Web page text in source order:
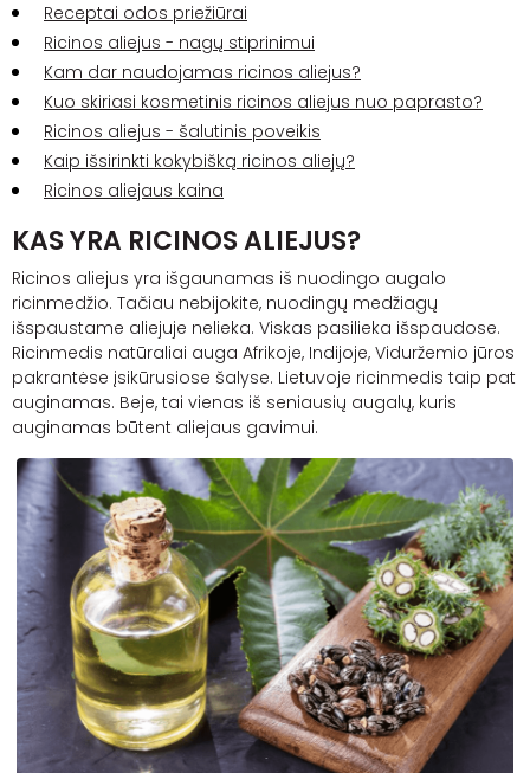
Receptai odos priežiūrai
Ricinos aliejus - nagų stiprinimui
Kam dar naudojamas ricinos aliejus?
Kuo skiriasi kosmetinis ricinos aliejus nuo paprasto?
Ricinos aliejus - šalutinis poveikis
Kaip išsirinkti kokybišką ricinos aliejų?
Ricinos aliejaus kaina
KAS YRA RICINOS ALIEJUS?
Ricinos aliejus yra išgaunamas iš nuodingo augalo
ricinmedžio. Tačiau nebijokite, nuodingų medžiagų
išspaustame aliejuje nelieka. Viskas pasilieka išspaudose.
Ricinmedis natūraliai auga Afrikoje, Indijoje, Viduržemio jūros
pakrantėse įsikūrusiose šalyse. Lietuvoje ricinmedis taip pat
auginamas. Beje, tai vienas iš seniausių augalų, kuris
auginamas būtent aliejaus gavimui.